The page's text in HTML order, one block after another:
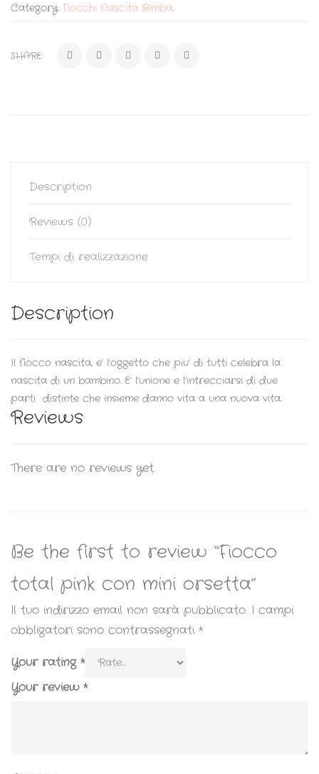
Category: Fiocchi Nascita Bimba.
SHARE:
Description
Reviews (0)
Tempi di realizzazione
Description
Il fiocco nascita, e’ l’oggetto che piu’ di tutti celebra la
nascita di un bambino. E’ l’unione e l’intrecciarsi di due
parti distinte che insieme danno vita a una nuova vita.
Reviews
There are no reviews yet.
Be the first to review “Fiocco
total pink con mini orsetta”
Il tuo indirizzo email non sarà pubblicato. I campi
obbligatori sono contrassegnati *
Your rating *
Your review *